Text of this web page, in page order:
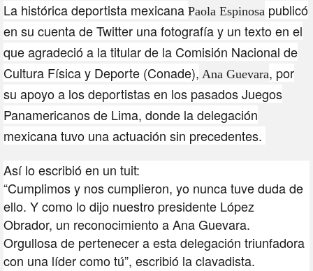
La histórica deportista mexicana Paola Espinosa publicó
en su cuenta de Twitter una fotografía y un texto en el
que agradeció a la titular de la Comisión Nacional de
Cultura Física y Deporte (Conade), Ana Guevara, por
su apoyo a los deportistas en los pasados Juegos
Panamericanos de Lima, donde la delegación
mexicana tuvo una actuación sin precedentes.
Así lo escribió en un tuit:
“Cumplimos y nos cumplieron, yo nunca tuve duda de
ello. Y como lo dijo nuestro presidente López
Obrador, un reconocimiento a Ana Guevara.
Orgullosa de pertenecer a esta delegación triunfadora
con una líder como tú”, escribió la clavadista.